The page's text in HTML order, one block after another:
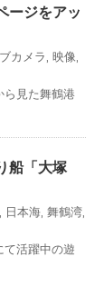
ージをアッ
カメラ, 映像,
ら見た舞鶴港
船「大塚
, 日本海, 舞鶴湾,
て活躍中の遊